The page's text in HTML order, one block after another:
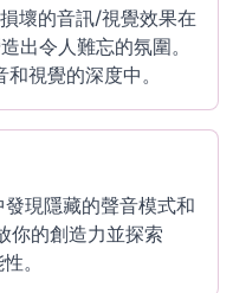
壞的音訊/視覺效果在
出令人難忘的氛圍。
視覺的深度中。
現隱藏的聲音模式和
你的創造力並探索
。